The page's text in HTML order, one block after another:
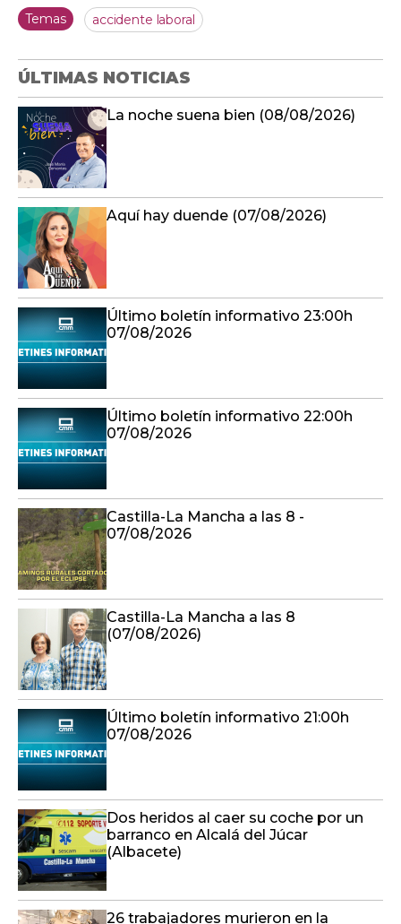
Temas accidente laboral
ÚLTIMAS NOTICIAS
La noche suena bien (08/08/2026)
Aquí hay duende (07/08/2026)
Último boletín informativo 23:00h
07/08/2026
Último boletín informativo 22:00h
07/08/2026
Castilla-La Mancha a las 8 -
07/08/2026
Castilla-La Mancha a las 8
(07/08/2026)
Último boletín informativo 21:00h
07/08/2026
Dos heridos al caer su coche por un
barranco en Alcalá del Júcar
(Albacete)
26 trabajadores murieron en la